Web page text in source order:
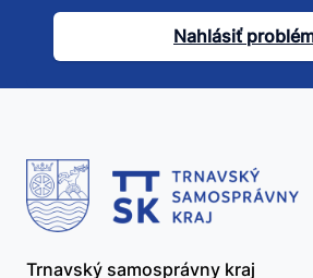
Nahlásiť
Trnavský samosprávny kraj